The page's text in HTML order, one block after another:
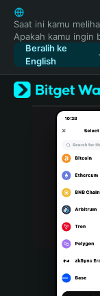
English
日本語
Tiếng Việt
Русский
Español
Türkçe
Italiano
Português
Bahasa Indonesia
Português (Brasil)
Saat ini kamu
Apakah kamu ingin
Beralih ke
English